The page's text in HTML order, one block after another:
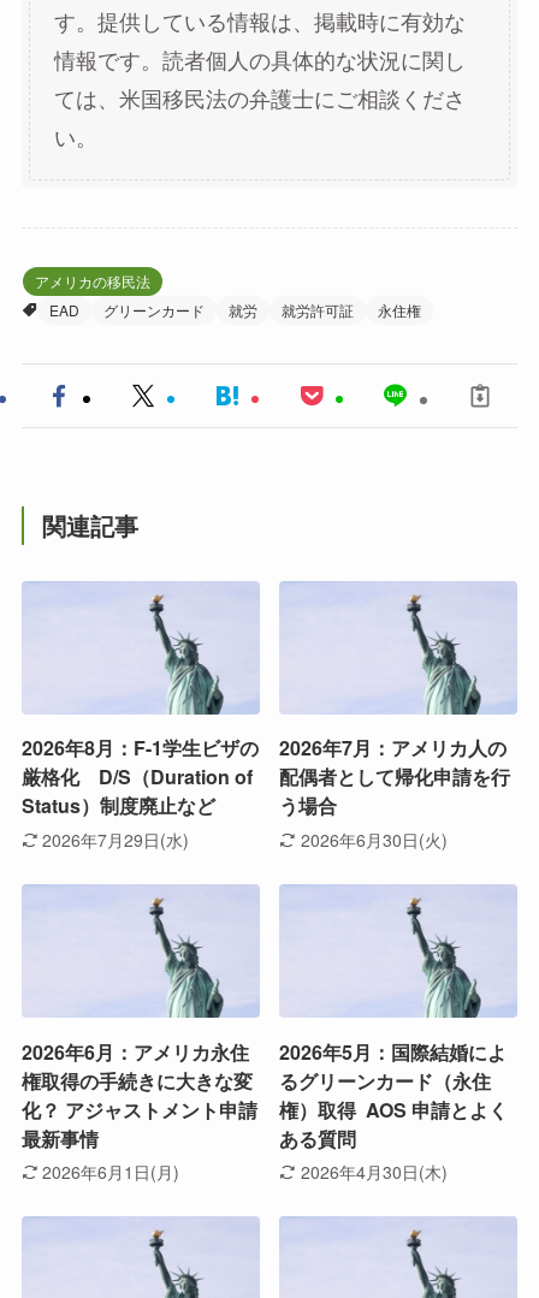
す。提供している情報は、掲載時に有効な
情報です。読者個人の具体的な状況に関し
ては、米国移民法の弁護士にご相談くださ
い。
アメリカの移民法
EAD
グリーンカード 就労 就労許可証 永住権
関連記事
2026年8月：F-1学生ビザの
厳格化 D/S（Duration of
Status）制度廃止など
2026年7月29日(水)
2026年7月：アメリカ人の
配偶者として帰化申請を行
う場合
2026年6月30日(火)
2026年6月：アメリカ永住
権取得の手続きに大きな変
化？ アジャストメント申請
最新事情
2026年6月1日(月)
2026年5月：国際結婚によ
るグリーンカード（永住
権）取得 AOS 申請とよく
ある質問
2026年4月30日(木)